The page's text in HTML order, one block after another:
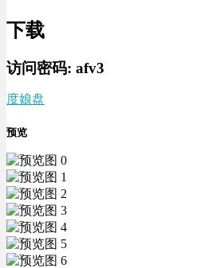
下载
访问密码: afv3
度娘盘
预览